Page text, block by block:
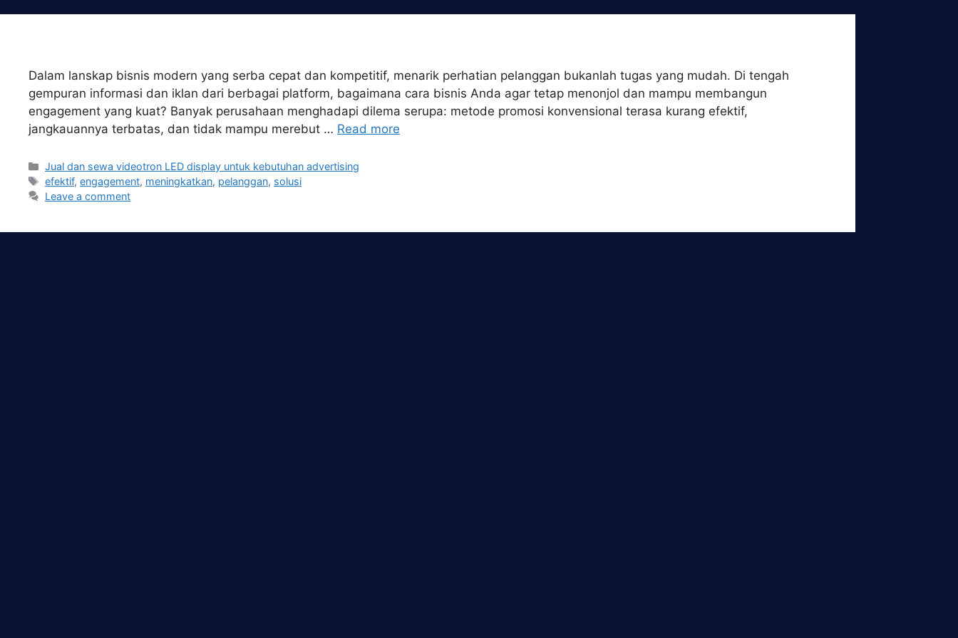
Dalam lanskap bisnis modern yang serba cepat dan kompetitif, menarik perhatian pelanggan bukanlah tugas yang mudah. Di tengah
gempuran informasi dan iklan dari berbagai platform, bagaimana cara bisnis Anda agar tetap menonjol dan mampu membangun
engagement yang kuat? Banyak perusahaan menghadapi dilema serupa: metode promosi konvensional terasa kurang efektif,
jangkauannya terbatas, dan tidak mampu merebut … Read more
Categories
Jual dan sewa videotron LED display untuk kebutuhan advertising
Tags
efektif,engagement, meningkatkan, pelanggan, solusi
Leave a comment